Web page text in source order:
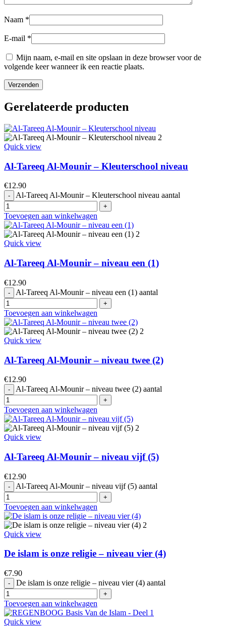
Naam *
E-mail *
Mijn naam, e-mail en site opslaan in deze browser voor de
volgende keer wanneer ik een reactie plaats.
Gerelateerde producten
Quick view
Al-Tareeq Al-Mounir – Kleuterschool niveau
€12.90
Al-Tareeq Al-Mounir – Kleuterschool niveau aantal
Toevoegen aan winkelwagen
Quick view
Al-Tareeq Al-Mounir – niveau een (1)
€12.90
Al-Tareeq Al-Mounir – niveau een (1) aantal
Toevoegen aan winkelwagen
Quick view
Al-Tareeq Al-Mounir – niveau twee (2)
€12.90
Al-Tareeq Al-Mounir – niveau twee (2) aantal
Toevoegen aan winkelwagen
Quick view
Al-Tareeq Al-Mounir – niveau vijf (5)
€12.90
Al-Tareeq Al-Mounir – niveau vijf (5) aantal
Toevoegen aan winkelwagen
Quick view
De islam is onze religie – niveau vier (4)
€7.90
De islam is onze religie – niveau vier (4) aantal
Toevoegen aan winkelwagen
Quick view